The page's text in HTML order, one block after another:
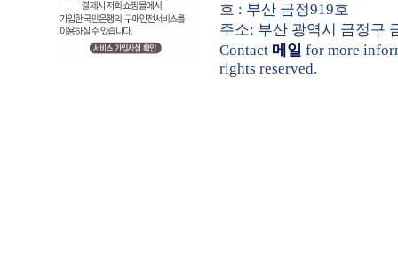
호 : 부산 금정919호
주소: 부산 광역시 금정구
Contact 메일 for more
rights reserved.